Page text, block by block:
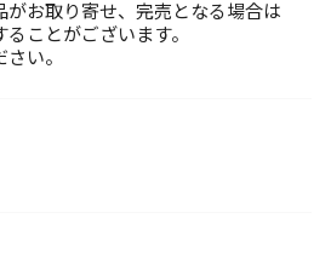
がお取り寄せ、完売となる場合は
ことがございます。
い。